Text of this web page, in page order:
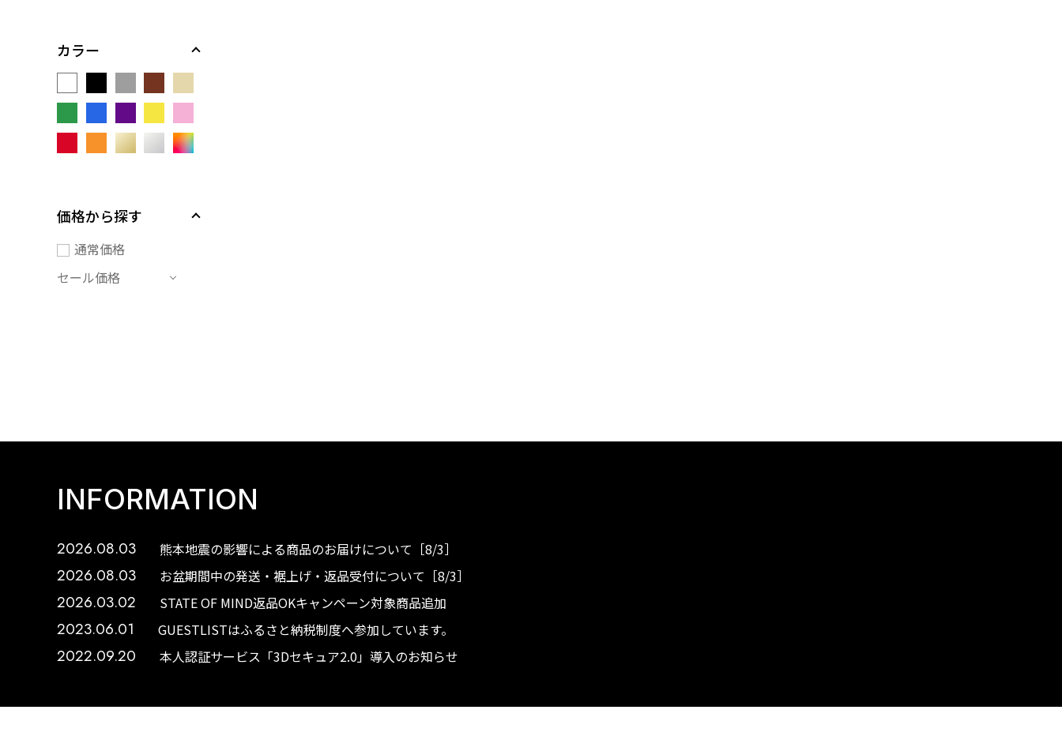
カラー
価格から探す
通常価格
セール価格
INFORMATION
2026.08.03 熊本地震の影響による商品のお届けについて［8/3］
2026.08.03 お盆期間中の発送・裾上げ・返品受付について［8/3］
2026.03.02 STATE OF MIND返品OKキャンペーン対象商品追加
2023.06.01 GUESTLISTはふるさと納税制度へ参加しています。
2022.09.20 本人認証サービス「3Dセキュア2.0」導入のお知らせ